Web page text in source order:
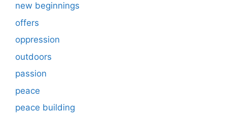
new beginnings
offers
oppression
outdoors
passion
peace
peace building